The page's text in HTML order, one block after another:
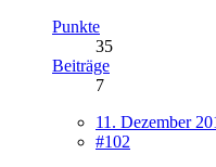
Punkte
35
Beiträge
7
11. Dezember
#102